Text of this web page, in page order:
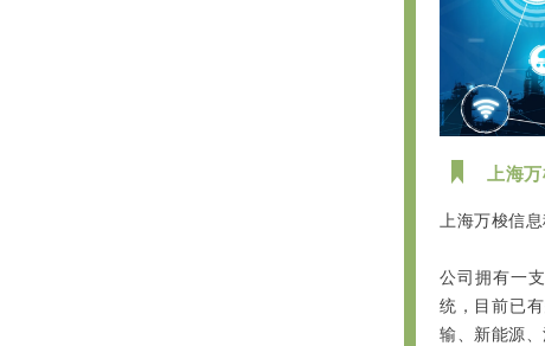
上海万
上海万梭信
公司拥有一支
统，目前已
输、新能源